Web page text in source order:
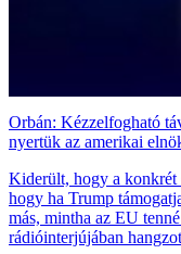
Orbán: Kézzelfogható
nyertük az amerikai
Kiderült, hogy a konkrét
hogy ha Trump
más, mintha az EU
rádióinterjújában